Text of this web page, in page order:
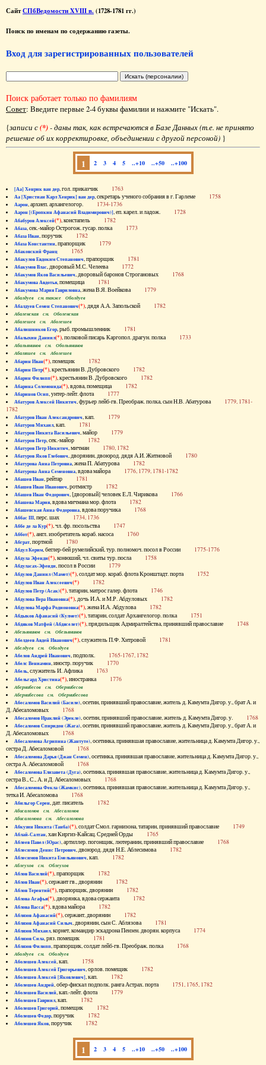
СайтСПбВедомости XVIII в. (1728-1781 гг.)
Поиск по именам по содержанию газеты.
Вход для зарегистрированных пользователей
Поиск работает только по фамилиям
Совет: Введите первые 2-4 буквы фамилии и нажмите "Искать".
{записи с(*)- даны так, как встречаются в Базе Данных (т.е. не принято
решение об их корректировке, объединении с другой персоной) }
1 2 3 4 5 ..+10 ..+50 ..+100
[Аа] Хенрик ван дер, гол. приказчик 1763
Аа [Христиан Карл Хенрик] ван дер, секретарь ученого собрания в г. Гарлеме 1758
Аарон, архиеп. архангелогор. 1734-1736
Аарон [(Еропкин Афанасий Владимирович)], еп. карел. и ладож. 1728
Абабуров Алексей(*), констапель 1782
Абаза, сек.-майор Острогож. гусар. полка 1773
Абаза Иван, поручик 1782
Абаза Константин, прапорщик 1779
Абаковский Франц 1765
Абакулов Евдоким Степанович, прапорщик 1781
Абакумов Влас, дворовый М.С. Челеева 1772
Абакумов Яков Васильевич, дворовый баронов Строгановых 1768
Абакумова Авдотья, помещица 1781
Абакумова Мария Гавриловна, жена В.Я. Воейкова 1779
Абалдуев см. также Оболдуев
Абалдуев Семен Степанович(*), дядя А.А. Запольской 1782
Абаленская см. Оболенская
Абалешев см. Аболешев
Абалишников Егор, рыб. промышленник 1781
Абалыхин Даниил(*), полковой писарь Каргопол. драгун. полка 1733
Абальянинов см. Обольянинов
Абаляшев см. Аболешев
Абарин Иван(*), помещик 1782
Абарин Петр(*), крестьянин В. Дубровского 1782
Абарин Филипп(*), крестьянин В. Дубровского 1782
Абарина Соломонида(*), вдова, помещица 1782
Абаринов Осип, унтер-лейт. флота 1777
Абатуров Алексей Никитич, фурьер лейб-гв. Преображ. полка, сын Н.В. Абатурова 1779, 1781-
1782
Абатуров Иван Александрович, кап. 1779
Абатуров Михаил, кап. 1781
Абатуров Никита Васильевич, майор 1779
Абатуров Петр, сек.-майор 1782
Абатуров Петр Никитич, мичман 1780, 1782
Абатуров Яков Глебович, дворянин, двоюрод. дядя А.И. Житновой 1780
Абатурова Анна Петровна, жена П. Абатурова 1782
Абатурова Анна Семеновна, вдова майора 1776, 1779, 1781-1782
Абашев Иван, рейтар 1781
Абашев Иван Иванович, ротмистр 1782
Абашев Иван Федорович, [дворовый] человек Е.Л. Чирикова 1766
Абашева Мария, вдова мичмана мор. флота 1782
Абашевская Анна Федоровна, вдова поручика 1768
Аббас III, перс. шах 1734, 1736
Аббе де ла Кур(*), чл. фр. посольства 1747
Аббот(*), англ. изобретатель кораб. насоса 1760
Абграт, портной 1780
Абдул Керим, беглер-бей румелийский, тур. полномоч. посол в России 1775-1776
Абдула Эфенди(*), конюший, чл. свиты тур. посла 1758
Абдуласах-Эфенди, посол в России 1779
Абдулов Даниил (Мамет)(*), солдат мор. кораб. флота Кронштадт. порта 1752
Абдулов Иван Алексеевич(*) 1782
Абдулов Петр (Асак)(*), татарин, матрос галер. флота 1746
Абдулова Вера Ивановна(*), дочь И.А. и М.Р. Абдуловых 1782
Абдулова Марфа Родионовна(*), жена И.А. Абдулова 1782
Абдыков Афанасий (Кулмет)(*), татарин, солдат Архангелогор. полка 1751
Абдяков Матфей (Абдяселет)(*), прядильщик Адмиралтейства, принявший православие 1748
Абезьянинов см. Обезьянинов
Абелдеев Авдей Иванович(*), служитель П.Ф. Хитровой 1781
Абелдуев см. Оболдуев
Абелов Андрей Иванович, подполк. 1765-1767, 1782
Абелс Вениамин, иностр. поручик 1770
Абель, служитель И. Афлика 1763
Абельгард Христина(*), иностранка 1776
Абернибесов см. Обернибесов
Абернибесова см. Обернибесова
Абесаломов Василий (Басиле), осетин, принявший православие, житель д. Камумта Дигор. у., брат А. и
Д. Абесаломовых 1768
Абесаломов Ираклий (Эрекле), осетин, принявший православие, житель д. Камумта Дигор. у. 1768
Абесаломов Спиридон (Жага), осетин, принявший православие, житель д. Камумта Дигор. у., брат А. и
Д. Абесаломовых 1768
Абесаломова Агрипина (Жантуте), осетинка, принявшая православие, жительница д. Камумта Дигор. у.,
сестра Д. Абесаломовой 1768
Абесаломова Дарья (Джан Семен), осетинка, принявшая православие, жительница д. Камумта Дигор. у.,
сестра А. Абесаломовой 1768
Абесаломова Елизавета (Дуга), осетинка, принявшая православие, жительница д. Камумта Дигор. у.,
сестра В., С., А. и Д. Абесаломовых 1768
Абесаломова Фекла (Жамкис), осетинка, принявшая православие, жительница д. Камумта Дигор. у.,
тетка И. Абесаломова 1768
Абильгор Серен, дат. писатель 1782
Абисаломов см. Абесаломов
Абисаломова см. Абесаломова
Абкузин Никита (Танба)(*), солдат Смол. гарнизона, татарин, принявший православие 1749
Аблай-Салтан, хан Киргиз-Кайсац. Средней Орды 1765
Аблеев Павел (Юрас), артиллер. погонщик, лютеранин, принявший православие 1768
Аблесимов Денис Петрович, двоюрод. дядя Н.Е. Аблесимова 1782
Аблесимов Никита Емельянович, кап. 1782
Аблеухов см. Облеухов
Аблов Василий(*), прапорщик 1782
Аблов Иван(*), сержант гв., дворянин 1782
Аблов Терентий(*), прапорщик, дворянин 1782
Аблова Агафья(*), дворянка, вдова сержанта 1782
Аблова Васса(*), вдова майора 1782
Аблязов Афанасий(*), сержант, дворянин 1782
Аблязов Афанасий Силыч, дворянин, сын С. Аблязова 1781
Аблязов Михаил, корнет, командир эскадрона Пензен. дворян. корпуса 1774
Аблязов Сила, ряз. помещик 1781
Аблязов Филипп, прапорщик, солдат лейб-гв. Преображ. полка 1768
Аболдуев см. Оболдуев
Аболешев Алексей, кап. 1758
Аболешев Алексей Григорьевич, орлов. помещик 1782
Аболешев Алексей [Яковлевич], кап. 1782
Аболешев Андрей, обер-фискал подполк. ранга Астрах. порта 1751, 1765, 1782
Аболешев Василий, кап.-лейт. флота 1779
Аболешев Гавриил, кап. 1782
Аболешев Григорий, помещик 1782
Аболешев Федор, поручик 1782
Аболешев Яков, поручик 1782
1 2 3 4 5 ..+10 ..+50 ..+100